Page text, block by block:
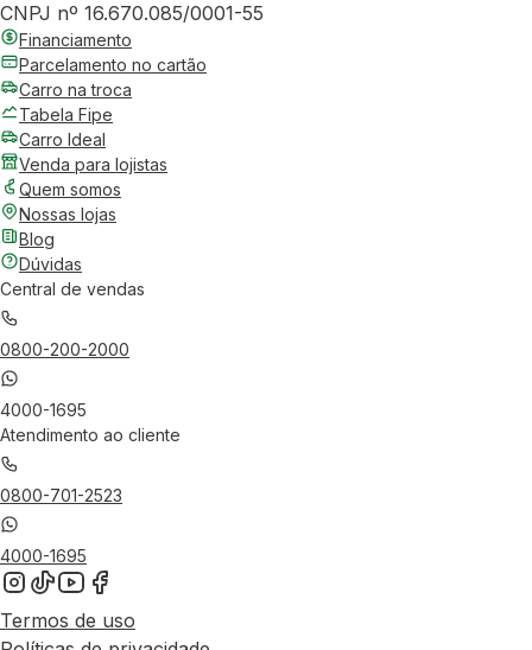
CNPJ nº 16.670.085/0001-55
Financiamento
Parcelamento no cartão
Carro na troca
Tabela Fipe
Carro Ideal
Venda para lojistas
Quem somos
Nossas lojas
Blog
Dúvidas
Central de vendas
0800-200-2000
4000-1695
Atendimento ao cliente
0800-701-2523
4000-1695
Termos de uso